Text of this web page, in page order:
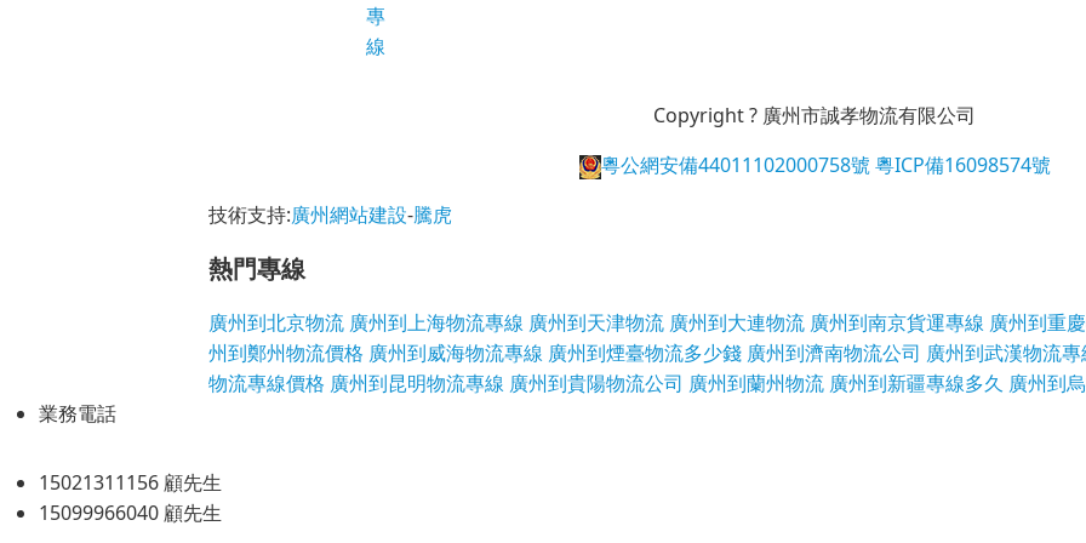
專
線
Copyright ? 廣州市誠孝物流有限公司
粵公網安備44011102000758號 粵ICP備16098574號
技術支持:廣州網站建設-騰虎
熱門專線
廣州到北京物流 廣州到上海物流專線 廣州到天津物流 廣州到大連物流 廣州到南京貨運專線 廣州到重
州到鄭州物流價格 廣州到威海物流專線 廣州到煙臺物流多少錢 廣州到濟南物流公司 廣州到武漢物流專
物流專線價格 廣州到昆明物流專線 廣州到貴陽物流公司 廣州到蘭州物流 廣州到新疆專線多久 廣州到
業務電話
15021311156 顧先生
15099966040 顧先生